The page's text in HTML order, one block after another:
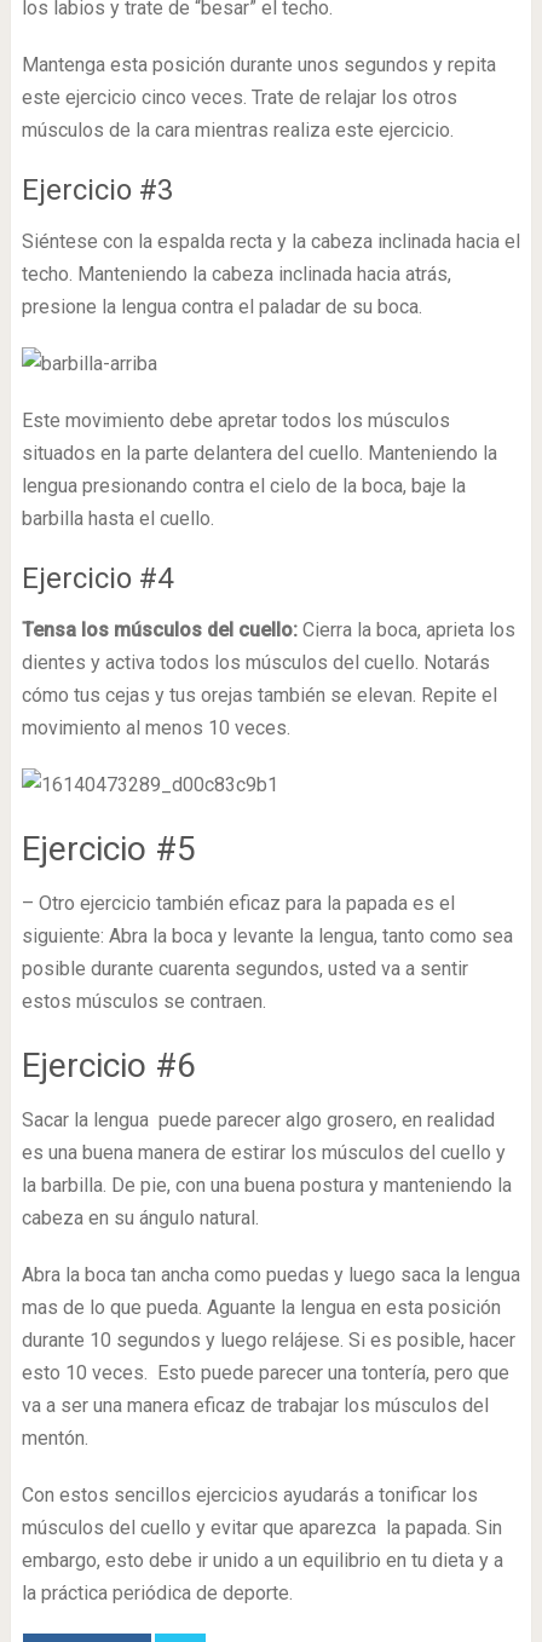
los labios y trate de “besar” el techo.
Mantenga esta posición durante unos segundos y repita
este ejercicio cinco veces. Trate de relajar los otros
músculos de la cara mientras realiza este ejercicio.
Ejercicio #3
Siéntese con la espalda recta y la cabeza inclinada hacia el
techo. Manteniendo la cabeza inclinada hacia atrás,
presione la lengua contra el paladar de su boca.
Este movimiento debe apretar todos los músculos
situados en la parte delantera del cuello. Manteniendo la
lengua presionando contra el cielo de la boca, baje la
barbilla hasta el cuello.
Ejercicio #4
Tensa los músculos del cuello:Cierra la boca, aprieta los
dientes y activa todos los músculos del cuello. Notarás
cómo tus cejas y tus orejas también se elevan. Repite el
movimiento al menos 10 veces.
Ejercicio #5
– Otro ejercicio también eficaz para la papada es el
siguiente: Abra la boca y levante la lengua, tanto como sea
posible durante cuarenta segundos, usted va a sentir
estos músculos se contraen.
Ejercicio #6
Sacar la lengua puede parecer algo grosero, en realidad
es una buena manera de estirar los músculos del cuello y
la barbilla. De pie, con una buena postura y manteniendo la
cabeza en su ángulo natural.
Abra la boca tan ancha como puedas y luego saca la lengua
mas de lo que pueda. Aguante la lengua en esta posición
durante 10 segundos y luego relájese. Si es posible, hacer
esto 10 veces. Esto puede parecer una tontería, pero que
va a ser una manera eficaz de trabajar los músculos del
mentón.
Con estos sencillos ejercicios ayudarás a tonificar los
músculos del cuello y evitar que aparezca la papada. Sin
embargo, esto debe ir unido a un equilibrio en tu dieta y a
la práctica periódica de deporte.